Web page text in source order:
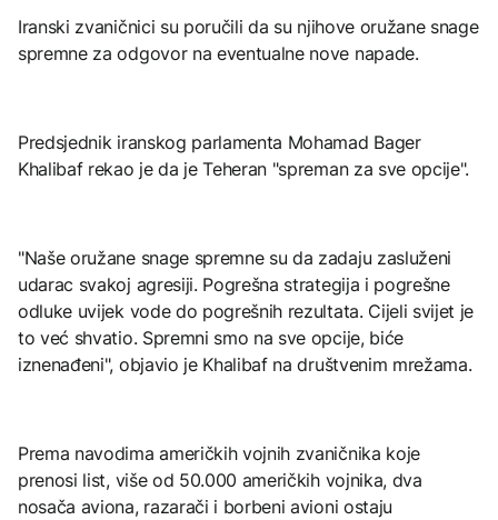
Iranski zvaničnici su poručili da su njihove oružane snage
spremne za odgovor na eventualne nove napade.
Predsjednik iranskog parlamenta Mohamad Bager
Khalibaf rekao je da je Teheran "spreman za sve opcije".
"Naše oružane snage spremne su da zadaju zasluženi
udarac svakoj agresiji. Pogrešna strategija i pogrešne
odluke uvijek vode do pogrešnih rezultata. Cijeli svijet je
to već shvatio. Spremni smo na sve opcije, biće
iznenađeni", objavio je Khalibaf na društvenim mrežama.
Prema navodima američkih vojnih zvaničnika koje
prenosi list, više od 50.000 američkih vojnika, dva
nosača aviona, razarači i borbeni avioni ostaju